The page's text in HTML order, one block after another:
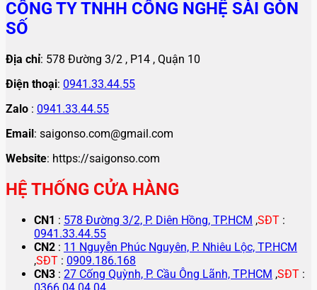
CÔNG TY TNHH CÔNG NGHỆ SÀI GÒN
SỐ
Địa chỉ: 578 Đường 3/2 , P14 , Quận 10
Điện thoại: 0941.33.44.55
Zalo : 0941.33.44.55
Email: saigonso.com@gmail.com
Website: https://saigonso.com
HỆ THỐNG CỬA HÀNG
CN1 : 578 Đường 3/2, P. Diên Hồng, TP.HCM ,SĐT :
0941.33.44.55
CN2 : 11 Nguyễn Phúc Nguyên, P. Nhiêu Lộc, TP.HCM
,SĐT : 0909.186.168
CN3 : 27 Cống Quỳnh, P. Cầu Ông Lãnh, TP.HCM ,SĐT :
0366.04.04.04